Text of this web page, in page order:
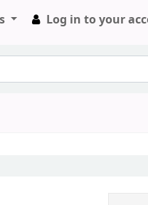
Log in to your